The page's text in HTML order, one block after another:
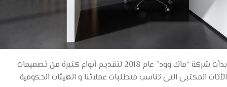
بدأت شركة “ماك وود” عام 2018 لتقديم أنواع كثيرة من تصميمات
الأثاث المكتبى التى تناسب متطلبات عملائنا و الهيئات الحكومية